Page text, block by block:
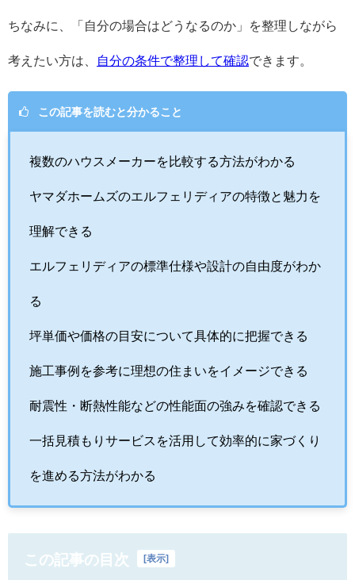
ちなみに、「自分の場合はどうなるのか」を整理しながら
考えたい方は、 自分の条件で整理して確認できます。
この記事を読むと分かること
複数のハウスメーカーを比較する方法がわかる
ヤマダホームズのエルフェリディアの特徴と魅力を
理解できる
エルフェリディアの標準仕様や設計の自由度がわか
る
坪単価や価格の目安について具体的に把握できる
施工事例を参考に理想の住まいをイメージできる
耐震性・断熱性能などの性能面の強みを確認できる
一括見積もりサービスを活用して効率的に家づくり
を進める方法がわかる
この記事の目次 [表示]